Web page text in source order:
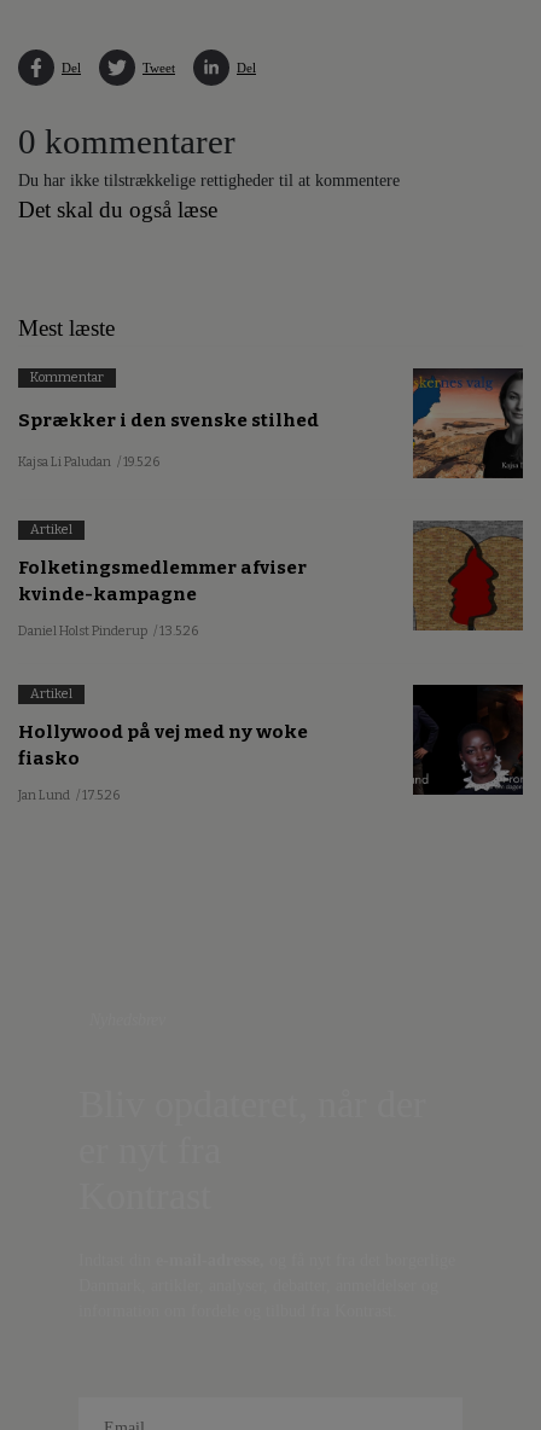
Del Tweet Del
0 kommentarer
Du har ikke tilstrækkelige rettigheder til at kommentere
Det skal du også læse
Mest læste
Kommentar
Sprækker i den svenske stilhed
Kajsa Li Paludan / 19.5.26
Artikel
Folketingsmedlemmer afviser
kvinde-kampagne
Daniel Holst Pinderup / 13.5.26
Artikel
Hollywood på vej med ny woke
fiasko
Jan Lund / 17.5.26